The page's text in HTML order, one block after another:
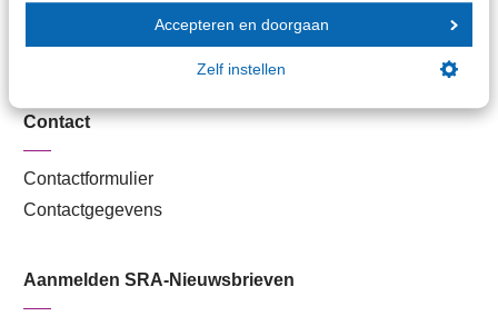
Accepteren en doorgaan
Zelf instellen
Lid worden
Contact
Contactformulier
Contactgegevens
Aanmelden SRA-Nieuwsbrieven